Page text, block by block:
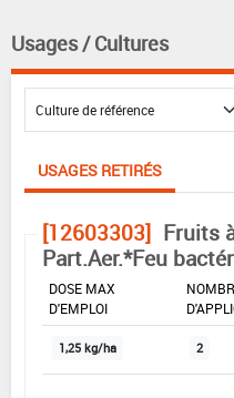
Usages / Cultures
USAGES RETIRÉS
[12603303] Fruits
Part.Aer.*Feu
DOSE MAX
D'EMPLOI
1,25 kg/ha 2